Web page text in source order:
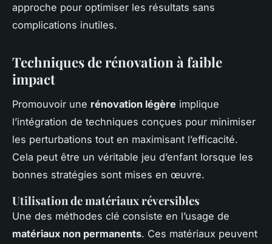
approche pour optimiser les résultats sans
complications inutiles.
Techniques de rénovation à faible
impact
Promouvoir une rénovation légère implique
l’intégration de techniques conçues pour minimiser
les perturbations tout en maximisant l’efficacité.
Cela peut être un véritable jeu d’enfant lorsque les
bonnes stratégies sont mises en œuvre.
Utilisation de matériaux réversibles
Une des méthodes clé consiste en l’usage de
matériaux non permanents. Ces matériaux peuvent